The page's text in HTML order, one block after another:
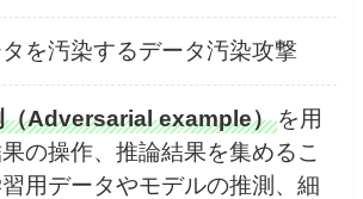
を汚染するデータ汚染攻撃
（Adversarial example）を用
の操作、推論結果を集めるこ
用データやモデルの推測、細